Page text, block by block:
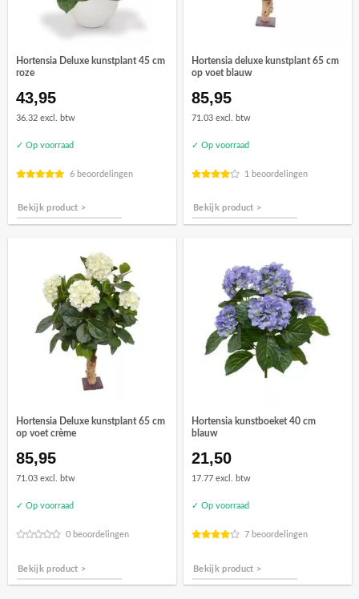
Hortensia Deluxe kunstplant 45 cm
roze
43,95
36.32 excl. btw
✓ Op voorraad
6 beoordelingen
Bekijk product >
Hortensia deluxe kunstplant 65 cm
op voet blauw
85,95
71.03 excl. btw
✓ Op voorraad
1 beoordelingen
Bekijk product >
Hortensia Deluxe kunstplant 65 cm
op voet crème
85,95
71.03 excl. btw
✓ Op voorraad
0 beoordelingen
Bekijk product >
Hortensia kunstboeket 40 cm
blauw
21,50
17.77 excl. btw
✓ Op voorraad
7 beoordelingen
Bekijk product >